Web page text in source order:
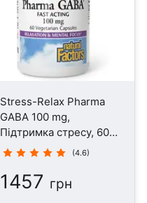
Stress-Relax Pharma
GABA 100 mg,
Підтримка стресу, 60
таблеток
(4.6)
1457 грн